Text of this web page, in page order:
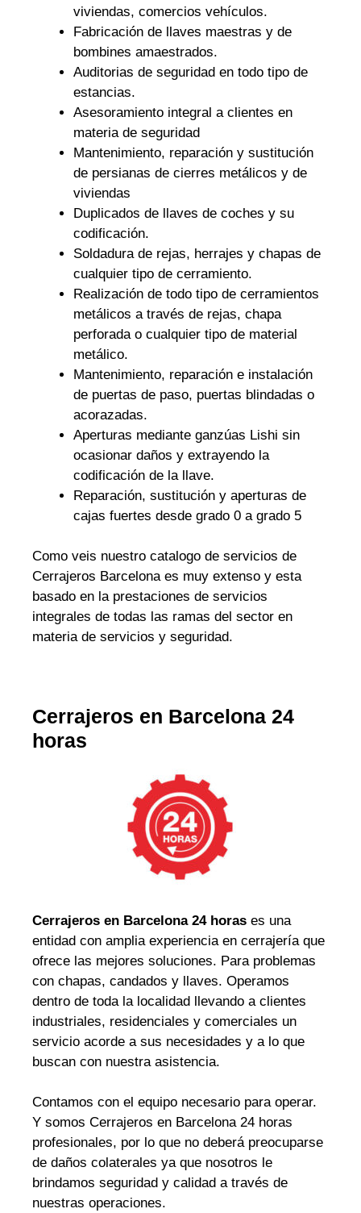
viviendas, comercios vehículos.
Fabricación de llaves maestras y de
bombines amaestrados.
Auditorias de seguridad en todo tipo de
estancias.
Asesoramiento integral a clientes en
materia de seguridad
Mantenimiento, reparación y sustitución
de persianas de cierres metálicos y de
viviendas
Duplicados de llaves de coches y su
codificación.
Soldadura de rejas, herrajes y chapas de
cualquier tipo de cerramiento.
Realización de todo tipo de cerramientos
metálicos a través de rejas, chapa
perforada o cualquier tipo de material
metálico.
Mantenimiento, reparación e instalación
de puertas de paso, puertas blindadas o
acorazadas.
Aperturas mediante ganzúas Lishi sin
ocasionar daños y extrayendo la
codificación de la llave.
Reparación, sustitución y aperturas de
cajas fuertes desde grado 0 a grado 5
Como veis nuestro catalogo de servicios de
Cerrajeros Barcelona es muy extenso y esta
basado en la prestaciones de servicios
integrales de todas las ramas del sector en
materia de servicios y seguridad.
Cerrajeros en Barcelona 24
horas
Cerrajeros en Barcelona 24 horas es una
entidad con amplia experiencia en cerrajería que
ofrece las mejores soluciones. Para problemas
con chapas, candados y llaves. Operamos
dentro de toda la localidad llevando a clientes
industriales, residenciales y comerciales un
servicio acorde a sus necesidades y a lo que
buscan con nuestra asistencia.
Contamos con el equipo necesario para operar.
Y somos Cerrajeros en Barcelona 24 horas
profesionales, por lo que no deberá preocuparse
de daños colaterales ya que nosotros le
brindamos seguridad y calidad a través de
nuestras operaciones.